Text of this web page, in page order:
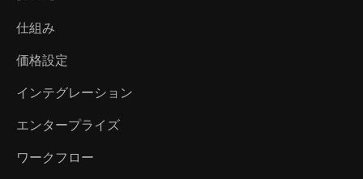
仕組み
価格設定
インテグレーション
エンタープライズ
ワークフロー